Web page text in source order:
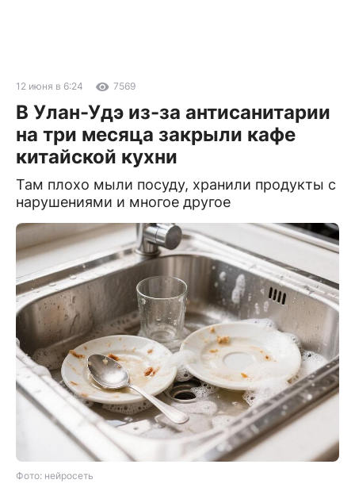
12 июня в 6:24 7569
В Улан-Удэ из-за антисанитарии
на три месяца закрыли кафе
китайской кухни
Там плохо мыли посуду, хранили продукты с
нарушениями и многое другое
Фото: нейросеть